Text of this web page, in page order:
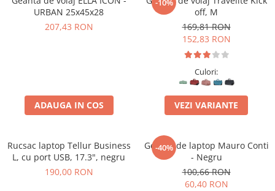
URBAN 25x45x28
207,43 RON
ADAUGA IN COS
-10%
off, M
169,81 RON
152,83 RON
Culori:
VEZI VARIANTE
Rucsac laptop Tellur Business
L, cu port USB, 17.3", negru
190,00 RON
-40%
Geanta de laptop Mauro Conti
- Negru
100,66 RON
60,40 RON